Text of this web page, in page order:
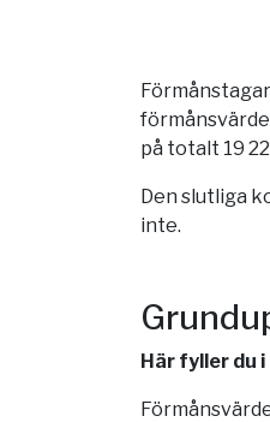
på totalt 19
Den slutliga
inte.
Här fyller du